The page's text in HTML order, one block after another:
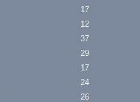
17
12
37
29
17
24
26